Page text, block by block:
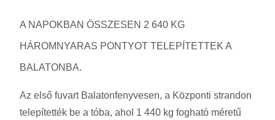
A NAPOKBAN ÖSSZESEN 2 640 KG
HÁROMNYARAS PONTYOT TELEPÍTETTEK A
BALATONBA.
Az első fuvart Balatonfenyvesen, a Központi strandon
telepítették be a tóba, ahol 1 440 kg fogható méretű